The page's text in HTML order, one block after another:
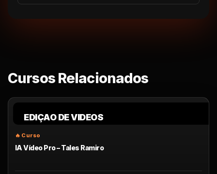
Cursos Relacionados
EDIÇAO DE VIDEOS
IA Vídeo Pro – Tales Ramiro